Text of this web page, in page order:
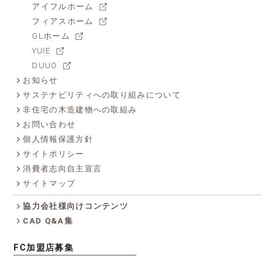
アイフルホーム
フィアスホーム
GLホーム
YUIE
DUUO
お知らせ
サステナビリティへの取り組みについて
非住宅の木造建物への取組み
お問い合わせ
個人情報保護方針
サイトポリシー
消費者志向自主宣言
サイトマップ
協力会社様向けコンテンツ
CAD Q&A集
FC加盟店募集